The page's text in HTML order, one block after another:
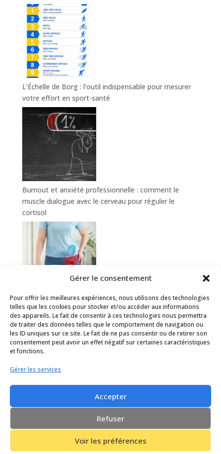
Gérer le consentement
Pour offrir les meilleures expériences, nous utilisons des technologies
telles que les cookies pour stocker et/ou accéder aux informations
des appareils. Le fait de consentir à ces technologies nous permettra
de traiter des données telles que le comportement de navigation ou
les ID uniques sur ce site. Le fait de ne pas consentir ou de retirer son
consentement peut avoir un effet négatif sur certaines caractéristiques
et fonctions.
Gérer les services
Accepter
Refuser
Voir les préférences
L’Échelle de Borg : l’outil indispensable pour mesurer
votre effort en sport-santé
Burnout et anxiété professionnelle : comment le
muscle dialogue avec le cerveau pour réguler le
cortisol
Hanche douloureuse : comment le sport-santé aide à
prévenir et soulager la coxalgie
Elegant Themes